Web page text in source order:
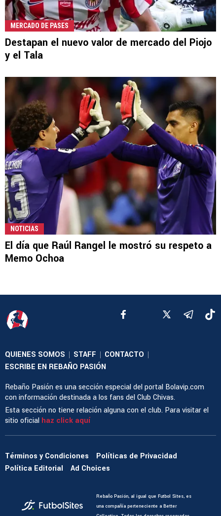
MERCADO DE PASES
Destapan el nuevo valor de mercado del Piojo
y el Tala
NOTICIAS
El día que Raúl Rangel le mostró su respeto a
Memo Ochoa
QUIENES SOMOS STAFF CONTACTO
ESCRIBE EN REBAÑO PASIÓN
Rebaño Pasión es una sección especial del portal Bolavip.com
con información destinada a los fans del Club Chivas.
Esta sección no tiene relación alguna con el club. Para visitar el
sitio oficial haz click aquí
Términos y Condiciones
Políticas de Privacidad
Política Editorial
Ad Choices
Rebaño Pasión, al igual que Futbol Sites, es
una compañía perteneciente a Better